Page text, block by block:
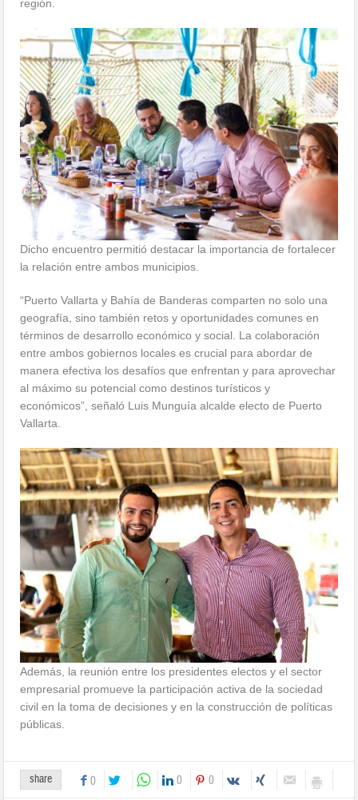
región.
Dicho encuentro permitió destacar la importancia de fortalecer
la relación entre ambos municipios.
“Puerto Vallarta y Bahía de Banderas comparten no solo una
geografía, sino también retos y oportunidades comunes en
términos de desarrollo económico y social. La colaboración
entre ambos gobiernos locales es crucial para abordar de
manera efectiva los desafíos que enfrentan y para aprovechar
al máximo su potencial como destinos turísticos y
económicos”, señaló Luis Munguía alcalde electo de Puerto
Vallarta.
Además, la reunión entre los presidentes electos y el sector
empresarial promueve la participación activa de la sociedad
civil en la toma de decisiones y en la construcción de políticas
públicas.
share 0 0 0